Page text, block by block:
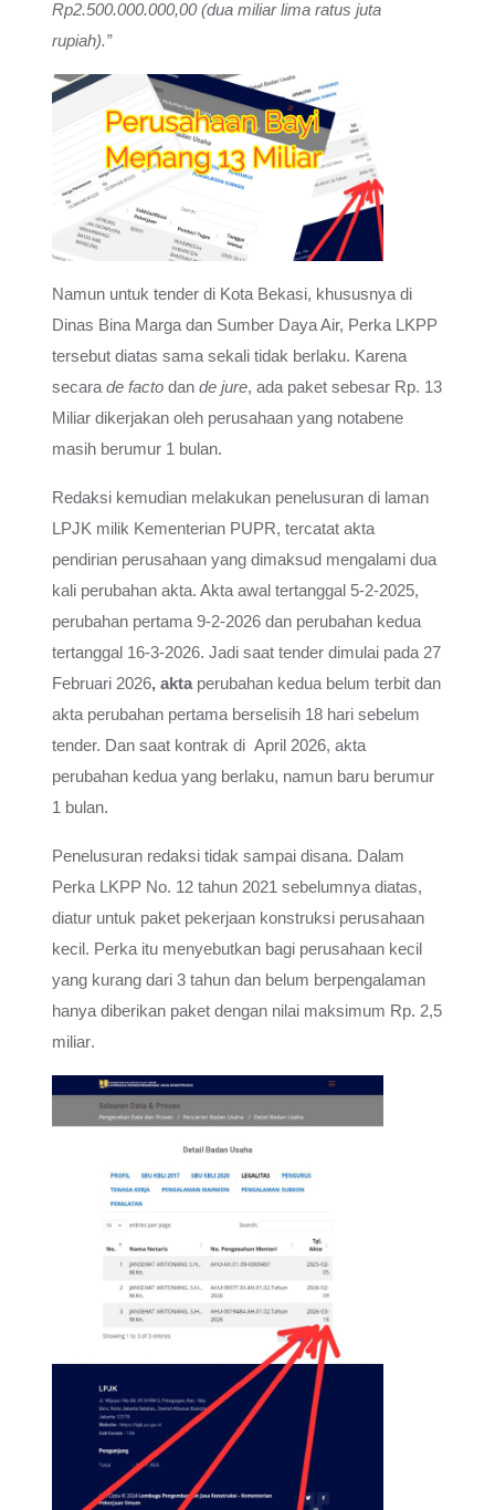
Rp2.500.000.000,00 (dua miliar lima ratus juta
rupiah).”
Namun untuk tender di Kota Bekasi, khususnya di
Dinas Bina Marga dan Sumber Daya Air, Perka LKPP
tersebut diatas sama sekali tidak berlaku. Karena
secara de facto dan de jure, ada paket sebesar Rp. 13
Miliar dikerjakan oleh perusahaan yang notabene
masih berumur 1 bulan.
Redaksi kemudian melakukan penelusuran di laman
LPJK milik Kementerian PUPR, tercatat akta
pendirian perusahaan yang dimaksud mengalami dua
kali perubahan akta. Akta awal tertanggal 5-2-2025,
perubahan pertama 9-2-2026 dan perubahan kedua
tertanggal 16-3-2026. Jadi saat tender dimulai pada 27
Februari 2026, akta perubahan kedua belum terbit dan
akta perubahan pertama berselisih 18 hari sebelum
tender. Dan saat kontrak di April 2026, akta
perubahan kedua yang berlaku, namun baru berumur
1 bulan.
Penelusuran redaksi tidak sampai disana. Dalam
Perka LKPP No. 12 tahun 2021 sebelumnya diatas,
diatur untuk paket pekerjaan konstruksi perusahaan
kecil. Perka itu menyebutkan bagi perusahaan kecil
yang kurang dari 3 tahun dan belum berpengalaman
hanya diberikan paket dengan nilai maksimum Rp. 2,5
miliar.